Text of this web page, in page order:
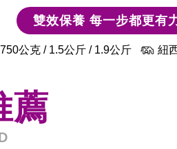
雙效保養 每一步都更有
750公克 / 1.5公斤 / 1.9公斤 紐
薦